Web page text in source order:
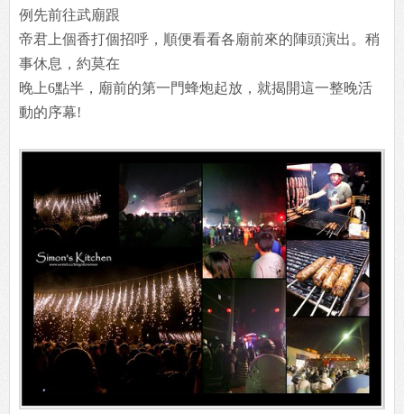
例先前往武廟跟
帝君上個香打個招呼，順便看看各廟前來的陣頭演出。稍
事休息，約莫在
晚上6點半，廟前的第一門蜂炮起放，就揭開這一整晚活
動的序幕!